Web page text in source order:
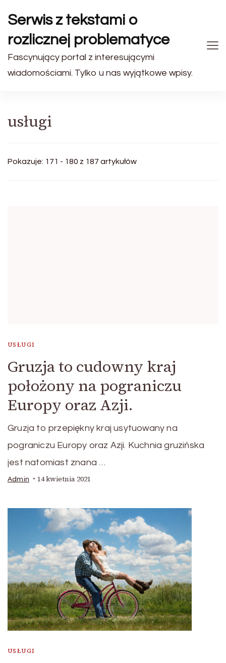
Serwis z tekstami o
rozlicznej problematyce
Fascynujący portal z interesującymi
wiadomościami. Tylko u nas wyjątkowe wpisy.
usługi
Pokazuje: 171 - 180 z 187 artykułów
USŁUGI
Gruzja to cudowny kraj
położony na pograniczu
Europy oraz Azji.
Gruzja to przepiękny kraj usytuowany na
pograniczu Europy oraz Azji. Kuchnia gruzińska
jest natomiast znana …
Admin 14 kwietnia 2021
USŁUGI